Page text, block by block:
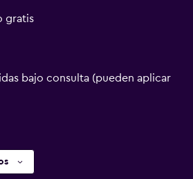
gratis
bajo consulta (pueden aplicar